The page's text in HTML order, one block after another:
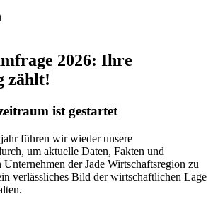
2026: Ihre
zählt!
ist gestartet
führen wir wieder unsere
um aktuelle Daten, Fakten und
der Jade Wirtschaftsregion zu
verlässliches Bild der wirtschaftlichen Lage